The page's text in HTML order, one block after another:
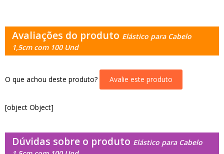
Avaliações do produto Elástico para Cabelo
1,5cm com 100 Und
O que achou deste produto? Avalie este produto
[object Object]
Dúvidas sobre o produto Elástico para Cabelo